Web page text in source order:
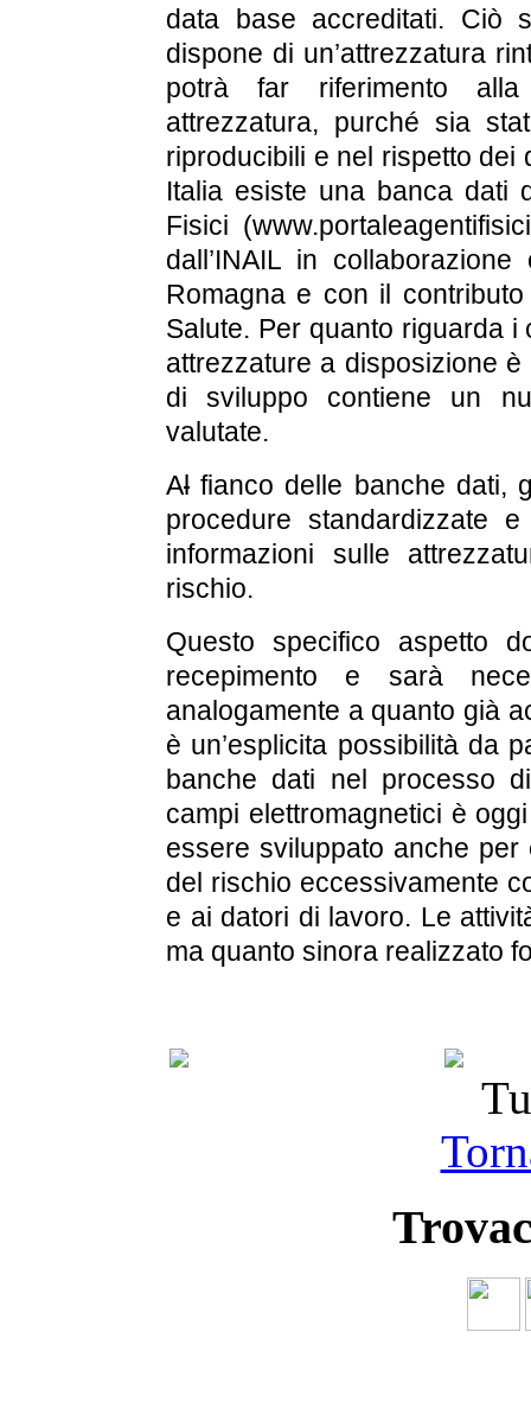
data base accreditati. Ciò
dispone di un’attrezzatura
potrà far riferimento
attrezzatura, purché sia
riproducibili e nel rispetto dei
Italia esiste una banca dati
Fisici
dall’INAIL in
Romagna e con il
Salute. Per quanto riguarda
attrezzature a disposizione
di sviluppo contiene un
valutate.
Al fianco delle banche dati,
procedure standardizzate
informazioni sulle
rischio.
Questo specifico aspetto
recepimento e sarà
analogamente a quanto già
è un’esplicita possibilità da
banche dati nel processo
campi elettromagnetici è
essere sviluppato anche
del rischio eccessivamente
e ai datori di lavoro. Le
ma quanto sinora realizzato